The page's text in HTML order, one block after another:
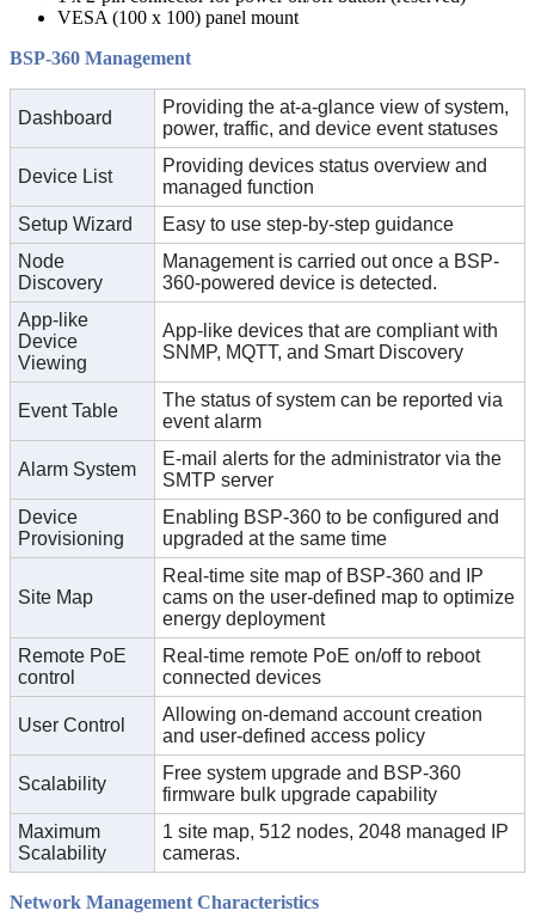
VESA (100 x 100) panel mount
BSP-360 Management
Dashboard
Providing the at-a-glance view of system,
power, traffic, and device event statuses
Device List
Providing devices status overview and
managed function
Setup Wizard
Easy to use step-by-step guidance
Node
Discovery
Management is carried out once a BSP-
360-powered device is detected.
App-like
Device
Viewing
App-like devices that are compliant with
SNMP, MQTT, and Smart Discovery
Event Table
The status of system can be reported via
event alarm
Alarm System
E-mail alerts for the administrator via the
SMTP server
Device
Provisioning
Enabling BSP-360 to be configured and
upgraded at the same time
Site Map
Real-time site map of BSP-360 and IP
cams on the user-defined map to optimize
energy deployment
Remote PoE
control
Real-time remote PoE on/off to reboot
connected devices
User Control
Allowing on-demand account creation
and user-defined access policy
Scalability
Free system upgrade and BSP-360
firmware bulk upgrade capability
Maximum
Scalability
1 site map, 512 nodes, 2048 managed IP
cameras.
Network Management Characteristics